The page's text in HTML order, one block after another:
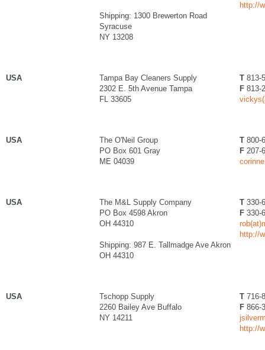
Shipping: 1300 Brewerton Road
Syracuse
NY 13208
http://
USA
Tampa Bay Cleaners Supply
2302 E. 5th Avenue Tampa
FL 33605
T 813-
F 813-
USA
The O'Neil Group
PO Box 601 Gray
ME 04039
T 800-
F 207-
USA
The M&L Supply Company
PO Box 4598 Akron
OH 44310
Shipping: 987 E. Tallmadge Ave Akron
OH 44310
T 330-
F 330-
http://
USA
Tschopp Supply
2260 Bailey Ave Buffalo
NY 14211
T 716-
F 866-
http://